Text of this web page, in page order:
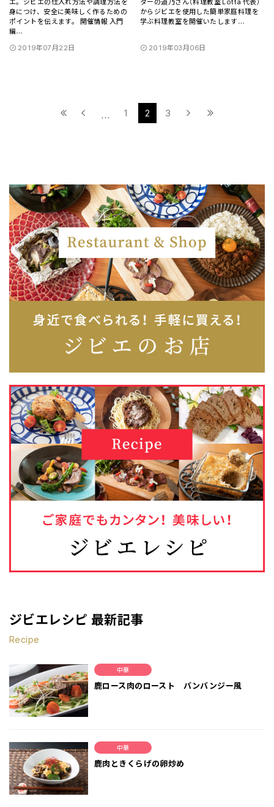
身につけ、安全に美味しく作るための
ポイントを伝えます。 開催情報 入門
編…
2019年07月22日
からジビエを使用した簡単家庭料理を
学ぶ料理教室を開催いたします…
2019年03月06日
… 1 2 3
ジビエレシピ 最新記事
Recipe
中華
鹿ロース肉のロースト バンバンジー風
中華
鹿肉ときくらげの卵炒め